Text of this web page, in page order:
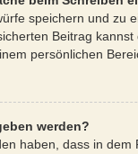
speichern und zu
Beitrag
persönlichen
werden?
haben, dass in